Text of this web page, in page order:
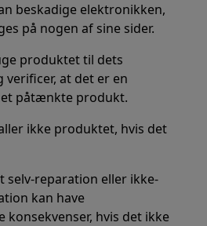
beskadige elektronikken,
på nogen af sine sider.
produktet til dets
at det er en
påtænkte produkt.
ikke produktet, hvis det
selv-reparation eller ikke-
kan have
hvis det ikke